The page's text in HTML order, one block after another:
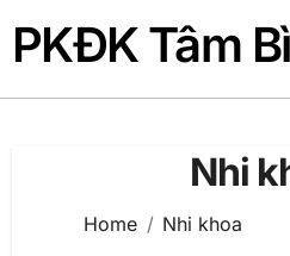
content
PKĐK Tâm
Nhi
Home Nhi khoa